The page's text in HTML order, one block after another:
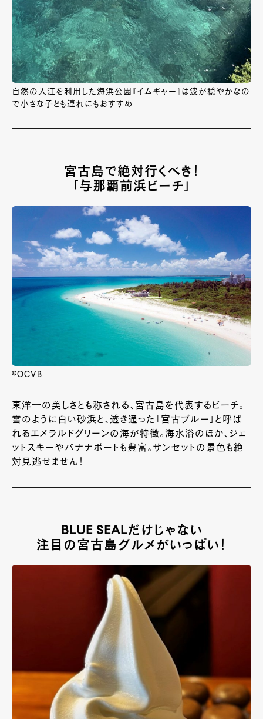
自然の入江を利用した海浜公園『イムギャー』は波が穏やかなの
で小さな子ども連れにもおすすめ
宮古島で絶対行くべき！
「与那覇前浜ビーチ」
©OCVB
東洋一の美しさとも称される、宮古島を代表するビーチ。
雪のように白い砂浜と、透き通った「宮古ブルー」と呼ば
れるエメラルドグリーンの海が特徴。海水浴のほか、ジェ
ットスキーやバナナボートも豊富。サンセットの景色も絶
対見逃せません！
BLUE SEALだけじゃない
注目の宮古島グルメがいっぱい！